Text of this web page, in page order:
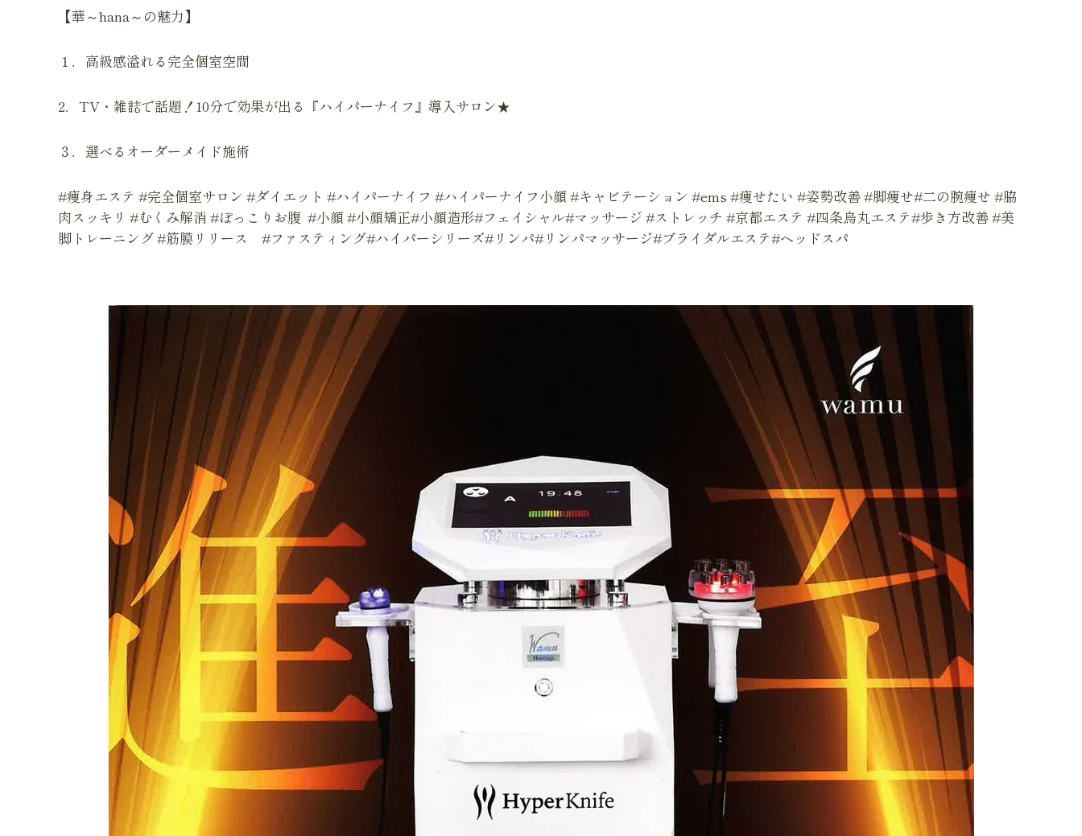
【華～hana～の魅力】
１．高級感溢れる完全個室空間
2．TV・雑誌で話題！10分で効果が出る『ハイパーナイフ』導入サロン★
３．選べるオーダーメイド施術
#痩身エステ #完全個室サロン #ダイエット #ハイパーナイフ #ハイパーナイフ小顔 #キャビテーション #ems #痩せたい #姿勢改善 #脚痩せ#二の腕痩せ #脇
肉スッキリ #むくみ解消 #ぽっこりお腹 #小顔 #小顔矯正#小顔造形#フェイシャル#マッサージ #ストレッチ #京都エステ #四条烏丸エステ#歩き方改善 #美
脚トレーニング #筋膜リリース #ファスティング#ハイパーシリーズ#リンパ#リンパマッサージ#ブライダルエステ#ヘッドスパ